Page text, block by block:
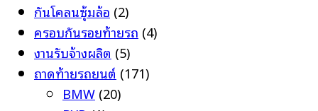
กันโคลนซุ้มล้อ (2)
ครอบกันรอยท้ายรถ (4)
งานรับจ้างผลิต (5)
ถาดท้ายรถยนต์ (171)
BMW (20)